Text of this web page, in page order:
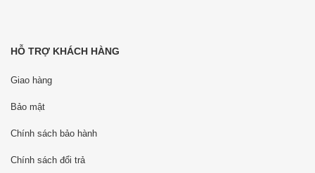
HỖ TRỢ KHÁCH HÀNG
Giao hàng
Bảo mật
Chính sách bảo hành
Chính sách đổi trả